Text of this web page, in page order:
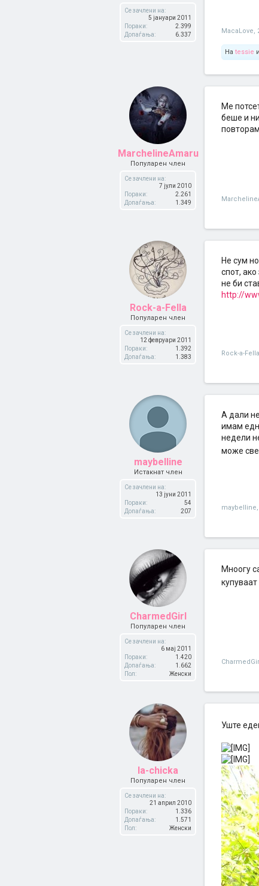
Се зачлени на:
5 јануари 2011
Пораки:
2.399
Допаѓања:
6.337 MacaLove,
На tessie и
MarchelineAmaru
Популарен член
Се зачлени на:
7 јули 2010
Пораки:
2.261
Допаѓања:
1.349
Ме
беше и
Rock-a-Fella
Популарен член
Се зачлени на:
12 февруари 2011
Пораки:
1.392
Допаѓања:
1.383
Не сум
спот,
не би
http://
Rock-a-Fella
maybelline
Истакнат член
Се зачлени на:
13 јуни 2011
Пораки:
54
Допаѓања:
207
А дали
имам
недели
може све
maybelline,
CharmedGirl
Популарен член
Се зачлени на:
6 мај 2011
Пораки:
1.420
Допаѓања:
1.662
Пол:
Женски
Мноогу
la-chicka
Популарен член
Се зачлени на:
21 април 2010
Пораки:
1.336
Допаѓања:
1.571
Пол:
Женски
Уште